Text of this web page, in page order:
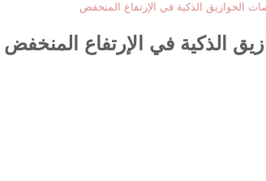
الخوازيق الذكية في الإرتفاع المنخفض
الذكية في الإرتفاع المنخفض